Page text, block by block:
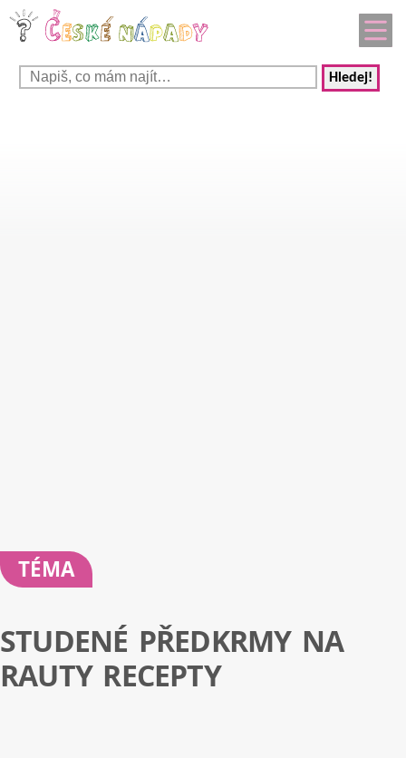
Hledej!
TÉMA
STUDENÉ PŘEDKRMY NA
RAUTY RECEPTY